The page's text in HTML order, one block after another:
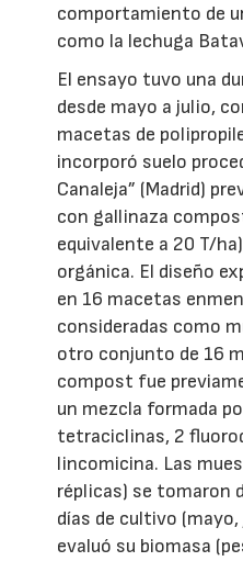
comportamiento de
como la lechuga
El ensayo tuvo una
desde mayo a julio,
macetas de
incorporó suelo
Canaleja” (Madrid)
con gallinaza
equivalente a 20 T/
orgánica. El diseño
en 16 macetas
consideradas como
otro conjunto de 16
compost fue
un mezcla formada
tetraciclinas, 2
lincomicina. Las
réplicas) se tomaron
días de cultivo
evaluó su biomasa